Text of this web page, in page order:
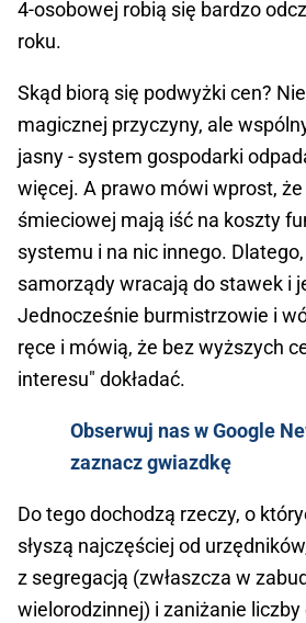
4-osobowej robią się bardzo
roku.
Skąd biorą się podwyżki cen?
magicznej przyczyny, ale
jasny - system gospodarki
więcej. A prawo mówi wprost, że
śmieciowej mają iść na koszty
systemu i na nic innego.
samorządy wracają do stawek i
Jednocześnie burmistrzowie i
ręce i mówią, że bez wyższych
interesu" dokładać.
Obserwuj nas w Google
zaznacz gwiazdkę
Do tego dochodzą rzeczy, o
słyszą najczęściej od
z segregacją (zwłaszcza w
wielorodzinnej) i zaniżanie liczby